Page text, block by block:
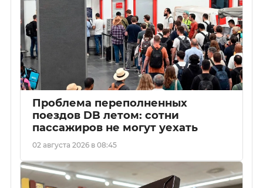
Проблема переполненных
поездов DB летом: сотни
пассажиров не могут уехать
02 августа 2026 в 08:45